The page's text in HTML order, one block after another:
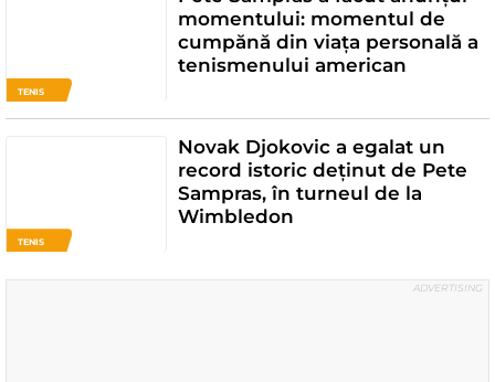
TENIS
momentului: momentul de
cumpănă din viața personală a
tenismenului american
TENIS
Novak Djokovic a egalat un
record istoric deținut de Pete
Sampras, în turneul de la
Wimbledon